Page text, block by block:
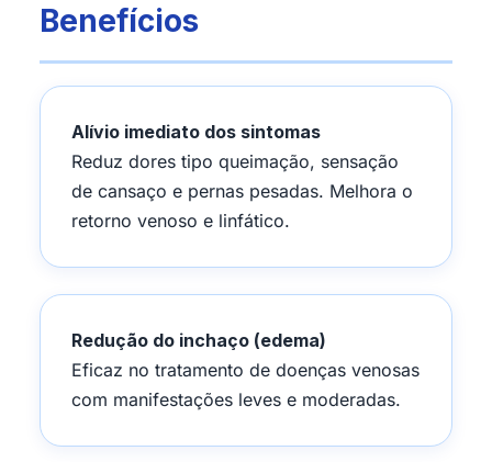
Benefícios
Alívio imediato dos sintomas
Reduz dores tipo queimação, sensação
de cansaço e pernas pesadas. Melhora o
retorno venoso e linfático.
Redução do inchaço (edema)
Eficaz no tratamento de doenças venosas
com manifestações leves e moderadas.